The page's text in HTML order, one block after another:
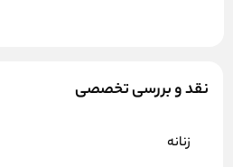
نقد و بررسی تخصصی
زنانه